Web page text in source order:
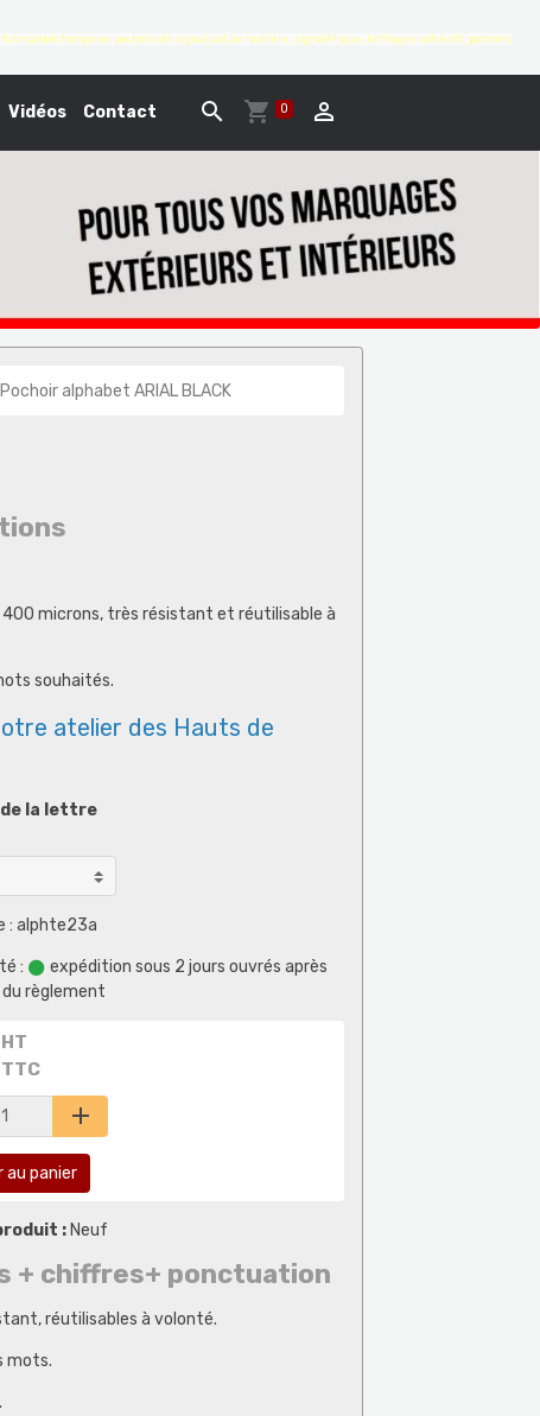
française, pochoirs de signalisation routière, signalétique, lettrages adhésifs, pochoirs
Vidéos Contact 0
Pochoir alphabet ARIAL BLACK
microns, très résistant et réutilisable à
souhaités.
atelier des Hauts de
la lettre
: alphte23a
:
expédition sous 2 jours ouvrés après
règlement
au panier
:Neuf
+ chiffres+ ponctuation
réutilisables à volonté.
mots.